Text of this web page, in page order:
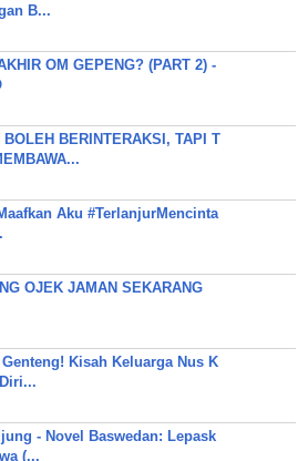
B...
OM GEPENG? (PART 2) -
BERINTERAKSI, TAPI T
Aku #TerlanjurMencinta
OJEK JAMAN SEKARANG
Kisah Keluarga Nus K
- Novel Baswedan: Lepask
(...